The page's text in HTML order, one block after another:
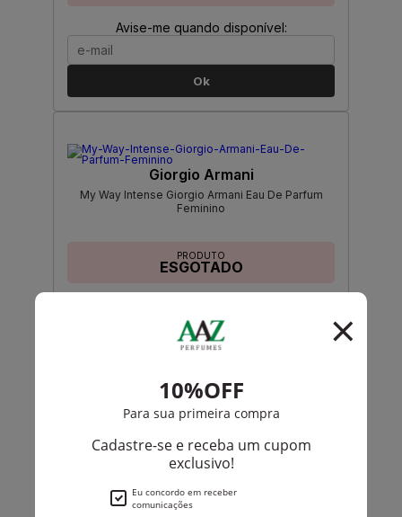
Avise-me quando disponível:
Ok
Giorgio Armani
My Way Intense Giorgio Armani Eau De Parfum
Feminino
PRODUTO
ESGOTADO
Giorgio Armani
Armani Si Passione Eclat De Giorgio Armani Eau De